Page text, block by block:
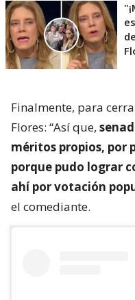
Finalmente, para
Flores: “Así que,
méritos propios, por
porque pudo lograr
ahí por votación
el comediante.